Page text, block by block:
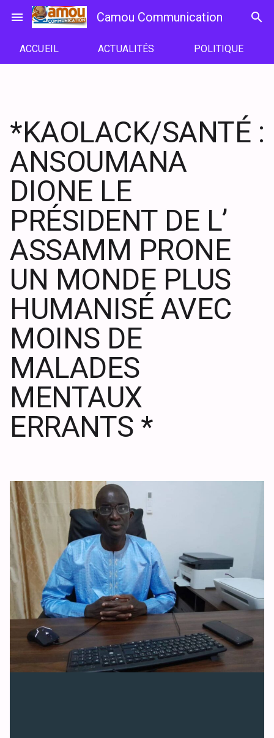
menu Camou Communication search
ACCUEIL ACTUALITÉS POLITIQUE
*KAOLACK/SANTÉ :
ANSOUMANA
DIONE LE
PRÉSIDENT DE L’
ASSAMM PRONE
UN MONDE PLUS
HUMANISÉ AVEC
MOINS DE
MALADES
MENTAUX
ERRANTS *